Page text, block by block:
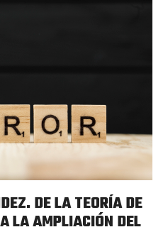
DE LA TEORÍA DE
LA AMPLIACIÓN DEL